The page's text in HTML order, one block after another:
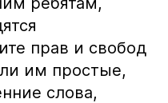
прав и свобод
им простые​,
слова,